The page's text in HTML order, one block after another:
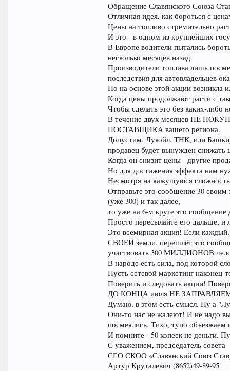
Обращение Славянского Союза
Отличная идея, как бороться с
Цены на топливо стремительно
И это - в одном из крупнейших
В Европе водители пытались
несколько месяцев назад.
Производители топлива лишь
последствия для автовладельцев
Но на основе этой акции возникла
Когда цены продолжают расти с
Чтобы сделать это без каких-либо
В течение двух месяцев НЕ
ПОСТАВЩИКА вашего региона.
Допустим, Лукойл, ТНК, или
продавец будет вынужден снижать
Когда он снизит цены - другие
Но для достижения эффекта нам
Несмотря на кажущуюся
Отправьте это сообщение 30
(уже 300) и так далее,
то уже на 6-м круге это сообщение
Просто пересылайте его дальше, и
Это всемирная акция! Если
СВОЕЙ земли, перешлёт это
участвовать 300 МИЛЛИОНОВ
В народе есть сила, под которой
Пусть сетевой маркетинг наконец-
Поверить и следовать акции!
ДО КОНЦА июля НЕ
Думаю, в этом есть смысл. Ну а
Они-то нас не жалеют! И не надо
посмеялись. Тихо, тупо объезжаем
И помните - 50 копеек не деньги.
С уважением, председатель совета
СГО СКОО «Славянский Союз
Артур Круталевич (8652)49-89-95